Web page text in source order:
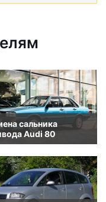
сальника
Audi 80